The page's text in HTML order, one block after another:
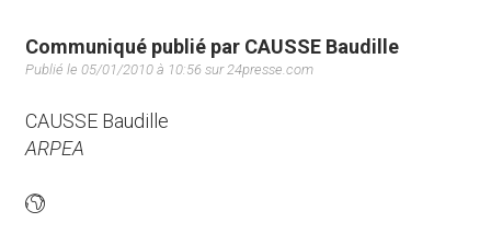
Communiqué publié par CAUSSE Baudille
Publié le 05/01/2010 à 10:56 sur 24presse.com
CAUSSE Baudille
ARPEA